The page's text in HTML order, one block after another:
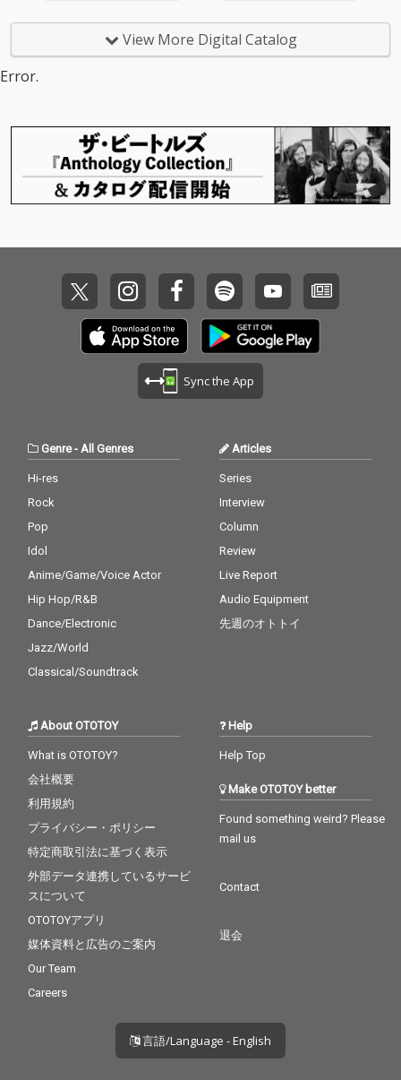
View More Digital Catalog
Error.
Sync the App
Genre- All Genres
Hi-res
Rock
Pop
Idol
Anime/Game/Voice Actor
Hip Hop/R&B
Dance/Electronic
Jazz/World
Classical/Soundtrack
Articles
Series
Interview
Column
Review
Live Report
Audio Equipment
先週のオトトイ
About OTOTOY
What is OTOTOY?
会社概要
利用規約
プライバシー・ポリシー
特定商取引法に基づく表示
外部データ連携しているサービ
スについて
OTOTOYアプリ
媒体資料と広告のご案内
Our Team
Careers
Help
Help Top
Make OTOTOY better
Found something weird? Please
mail us
Contact
退会
言語/Language - English